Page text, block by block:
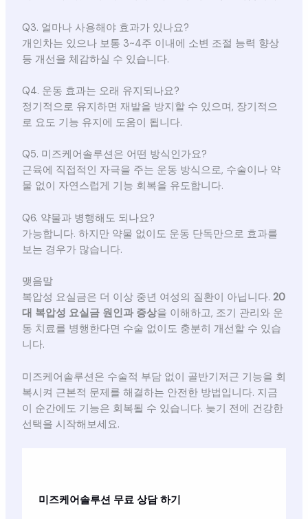
Q3. 얼마나 사용해야 효과가 있나요?
개인차는 있으나 보통 3~4주 이내에 소변 조절 능력 향상
등 개선을 체감하실 수 있습니다.
Q4. 운동 효과는 오래 유지되나요?
정기적으로 유지하면 재발을 방지할 수 있으며, 장기적으
로 요도 기능 유지에 도움이 됩니다.
Q5. 미즈케어솔루션은 어떤 방식인가요?
근육에 직접적인 자극을 주는 운동 방식으로, 수술이나 약
물 없이 자연스럽게 기능 회복을 유도합니다.
Q6. 약물과 병행해도 되나요?
가능합니다. 하지만 약물 없이도 운동 단독만으로 효과를
보는 경우가 많습니다.
맺음말
복압성 요실금은 더 이상 중년 여성의 질환이 아닙니다. 20
대 복압성 요실금 원인과 증상을 이해하고, 조기 관리와 운
동 치료를 병행한다면 수술 없이도 충분히 개선할 수 있습
니다.
미즈케어솔루션은 수술적 부담 없이 골반기저근 기능을 회
복시켜 근본적 문제를 해결하는 안전한 방법입니다. 지금
이 순간에도 기능은 회복될 수 있습니다. 늦기 전에 건강한
선택을 시작해보세요.
미즈케어솔루션 무료 상담 하기